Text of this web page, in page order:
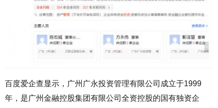
百度爱企查显示，广州广永投资管理有限公司成立于1999
年，是广州金融控股集团有限公司全资控股的国有独资企